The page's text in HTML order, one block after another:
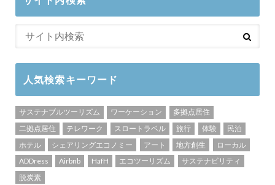
人気検索キーワード
サステナブルツーリズム ワーケーション
多拠点居住
二拠点居住
テレワーク スロートラベル 旅行 体験
民泊
ホテル
シェアリングエコノミー アート 地方創生
ローカル
ADDress
Airbnb HafH エコツーリズム
サステナビリティ
脱炭素